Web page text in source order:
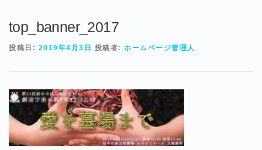
top_banner_2017
投稿日: 2019年4月3日 投稿者: ホームページ管理人